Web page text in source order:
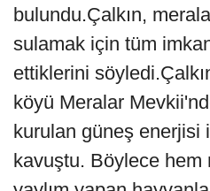
bulundu.Çalkın,
sulamak için tüm
ettiklerini
köyü Meralar
kurulan güneş enerjisi
kavuştu. Böylece hem